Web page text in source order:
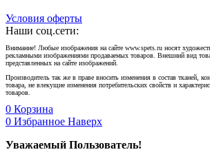
Условия оферты
Наши соц.сети:
Внимание! Любые изображения на сайте www.spets.ru носят
рекламными изображениями продаваемых товаров. Внешний вид
представленных на сайте изображений.
Производитель так же в праве вносить изменения в состав тканей,
товара, не влекущие изменения потребительских свойств и
товаров.
0 Корзина
0 Избранное Наверх
Уважаемый Пользователь!